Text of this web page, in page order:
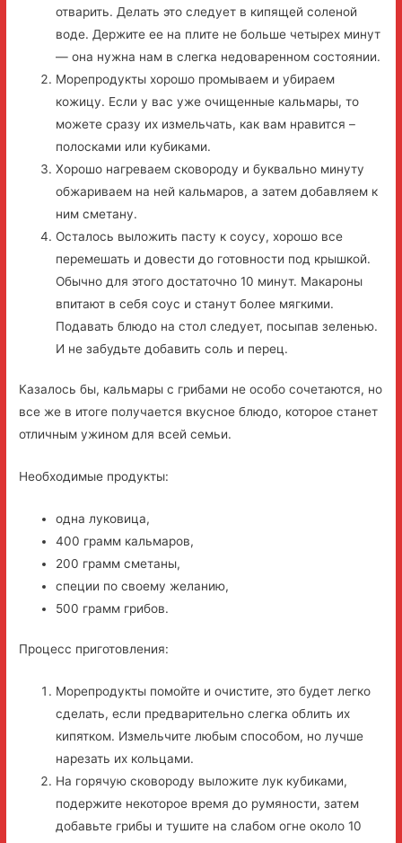
отварить. Делать это следует в кипящей соленой
воде. Держите ее на плите не больше четырех минут
— она нужна нам в слегка недоваренном состоянии.
Морепродукты хорошо промываем и убираем
кожицу. Если у вас уже очищенные кальмары, то
можете сразу их измельчать, как вам нравится –
полосками или кубиками.
Хорошо нагреваем сковороду и буквально минуту
обжариваем на ней кальмаров, а затем добавляем к
ним сметану.
Осталось выложить пасту к соусу, хорошо все
перемешать и довести до готовности под крышкой.
Обычно для этого достаточно 10 минут. Макароны
впитают в себя соус и станут более мягкими.
Подавать блюдо на стол следует, посыпав зеленью.
И не забудьте добавить соль и перец.
Казалось бы, кальмары с грибами не особо сочетаются, но
все же в итоге получается вкусное блюдо, которое станет
отличным ужином для всей семьи.
Необходимые продукты:
одна луковица,
400 грамм кальмаров,
200 грамм сметаны,
специи по своему желанию,
500 грамм грибов.
Процесс приготовления:
Морепродукты помойте и очистите, это будет легко
сделать, если предварительно слегка облить их
кипятком. Измельчите любым способом, но лучше
нарезать их кольцами.
На горячую сковороду выложите лук кубиками,
подержите некоторое время до румяности, затем
добавьте грибы и тушите на слабом огне около 10